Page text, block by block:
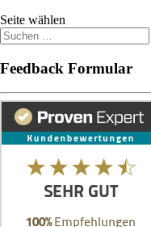
Seite wählen
Feedback Formular